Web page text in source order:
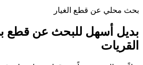
بحث محلي عن قطع الغيار
بديل أسهل للبحث عن قطع
القريات